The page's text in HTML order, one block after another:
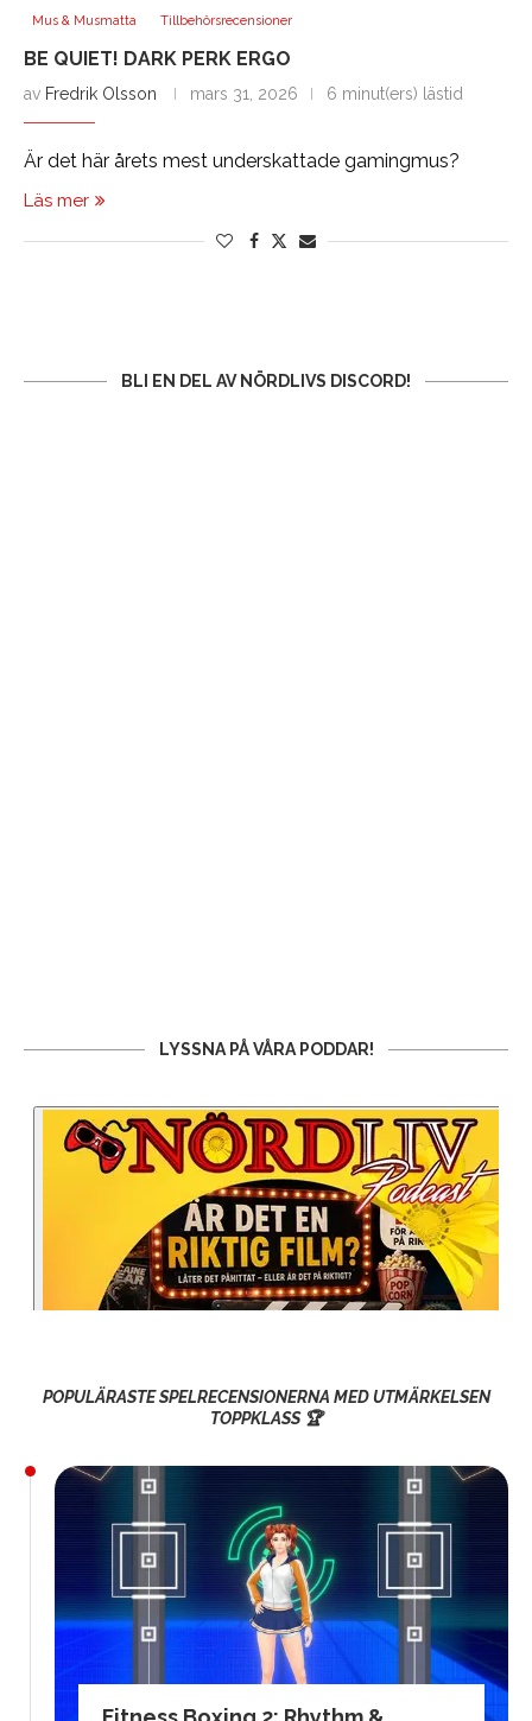
Mus & Musmatta Tillbehörsrecensioner
BE QUIET! DARK PERK ERGO
av Fredrik Olsson mars 31, 2026 6 minut(ers) lästid
Är det här årets mest underskattade gamingmus?
Läs mer
BLI EN DEL AV NÖRDLIVS DISCORD!
LYSSNA PÅ VÅRA PODDAR!
POPULÄRASTE SPELRECENSIONERNA MED UTMÄRKELSEN
TOPPKLASS 🏆